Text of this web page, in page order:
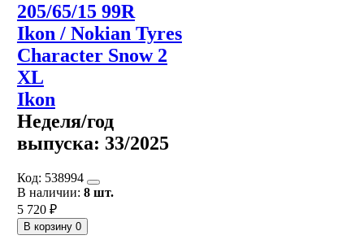
205/65/15 99R
Ikon / Nokian Tyres
Character Snow 2
XL
Ikon
Неделя/год
выпуска: 33/2025
Код: 538994
В наличии: 8 шт.
5 720 ₽
В корзину 0